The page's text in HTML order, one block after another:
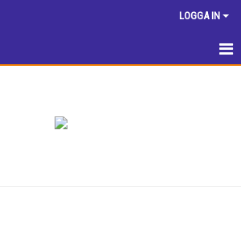
LOGGA IN